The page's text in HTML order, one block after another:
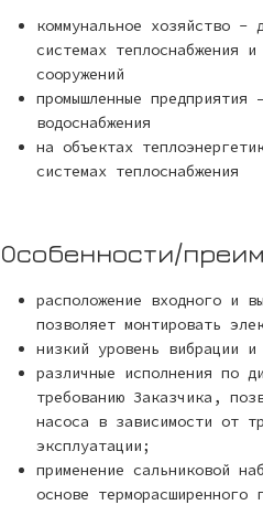
коммунальное хозяйство -
системах теплоснабжения
сооружений
промышленные предприятия
водоснабжения
на объектах
системах теплоснабжения
Особенности/
расположение входного и
позволяет монтировать
низкий уровень вибрации и
различные исполнения по
требованию Заказчика,
насоса в зависимости от
эксплуатации;
применение сальниковой
основе терморасширенного